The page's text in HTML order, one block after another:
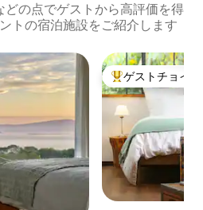
どの点でゲストから高評価を得
トの宿泊施設をご紹介します
す。 大好評のゲスト
ゲストチョイス